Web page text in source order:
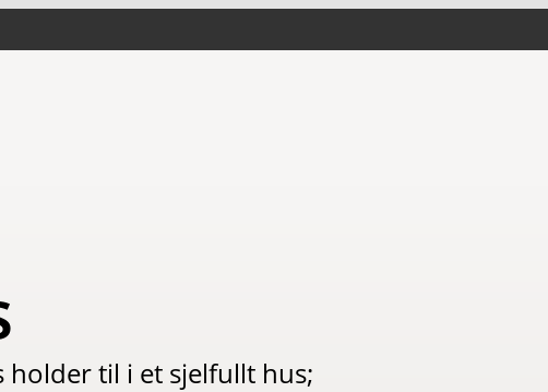
holder til i et sjelfullt hus;